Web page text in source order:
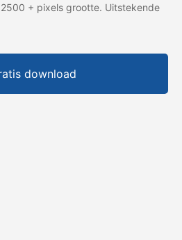
+ pixels grootte. Uitstekende
download